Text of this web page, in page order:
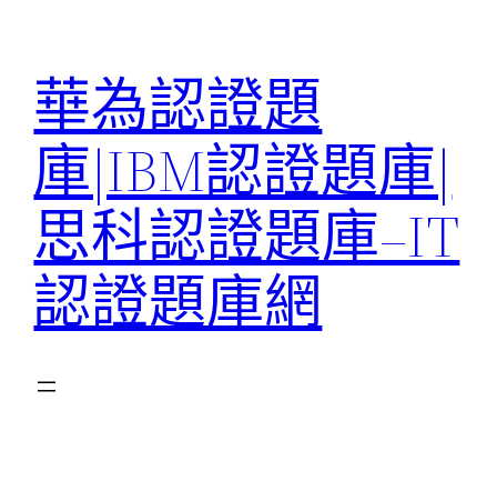
華為認證題
庫|IBM認證題庫|
思科認證題庫–IT
認證題庫網